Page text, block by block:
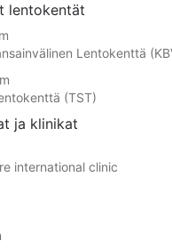
lentokentät
Lentokenttä
(TST)
ja klinikat
international clinic